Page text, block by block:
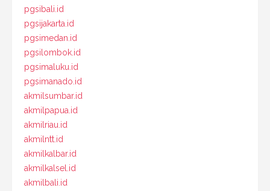
pgsibali.id
pgsijakarta.id
pgsimedan.id
pgsilombok.id
pgsimaluku.id
pgsimanado.id
akmilsumbar.id
akmilpapua.id
akmilriau.id
akmilntt.id
akmilkalbar.id
akmilkalsel.id
akmilbali.id